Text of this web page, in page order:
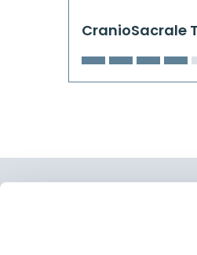
CranioSacrale
Konrad-Adenauer-